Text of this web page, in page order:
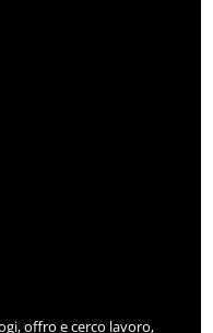
offro e cerco lavoro,
231711